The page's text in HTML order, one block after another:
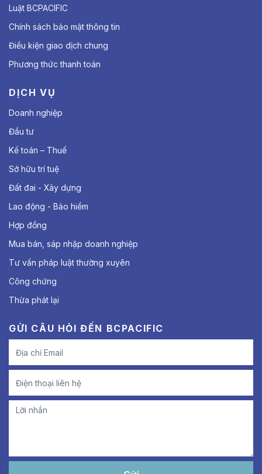
Luật BCPACIFIC
Chính sách bảo mật thông tin
Điều kiện giao dịch chung
Phương thức thanh toán
DỊCH VỤ
Doanh nghiệp
Đầu tư
Kế toán – Thuế
Sở hữu trí tuệ
Đất đai - Xây dựng
Lao động - Bảo hiểm
Hợp đồng
Mua bán, sáp nhập doanh nghiệp
Tư vấn pháp luật thường xuyên
Công chứng
Thừa phát lại
GỬI CÂU HỎI ĐẾN BCPACIFIC